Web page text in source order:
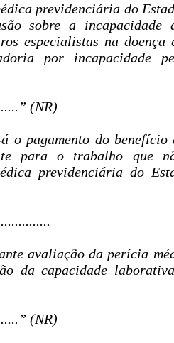
previdenciária do
sobre a incapacidade
especialistas na doença
por incapacidade
(NR)
o pagamento do
para o trabalho que
previdenciária do
avaliação da perícia
da capacidade
(NR)